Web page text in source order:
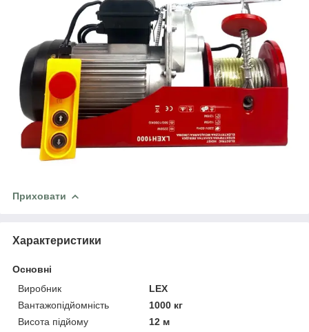
Приховати
Характеристики
Основні
Виробник
LEX
Вантажопідйомність
1000 кг
Висота підйому
12 м